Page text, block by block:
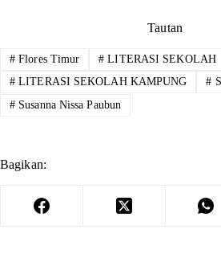
Tautan
# Flores Timur # LITERASI SEKOLAH
# LITERASI SEKOLAH KAMPUNG #
# Susanna Nissa Paubun
Bagikan: